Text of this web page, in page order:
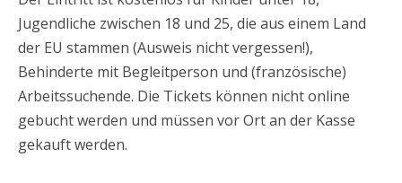
Jugendliche zwischen 18 und 25, die aus einem Land
der EU stammen (Ausweis nicht vergessen!),
Behinderte mit Begleitperson und (französische)
Arbeitssuchende. Die Tickets können nicht online
gebucht werden und müssen vor Ort an der Kasse
gekauft werden.